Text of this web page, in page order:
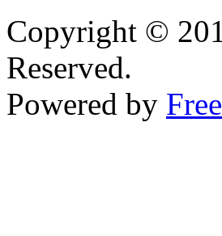
Copyright ©
Reserved.
Powered by